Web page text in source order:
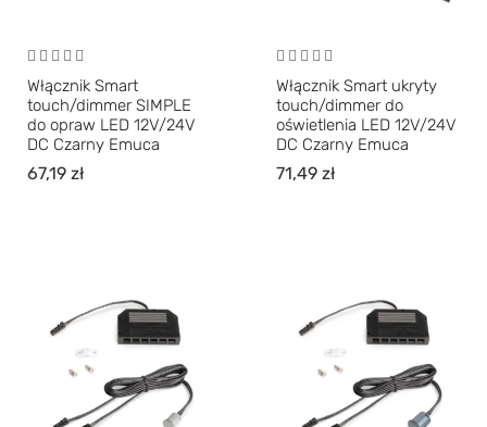
Włącznik Smart
touch/dimmer SIMPLE
do opraw LED 12V/24V
DC Czarny Emuca
67,19 zł
Włącznik Smart ukryty
touch/dimmer do
oświetlenia LED 12V/24V
DC Czarny Emuca
71,49 zł